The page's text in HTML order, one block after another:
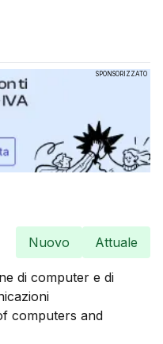
SPONSORIZZATO
Nuovo Attuale
di computer e di
computers and